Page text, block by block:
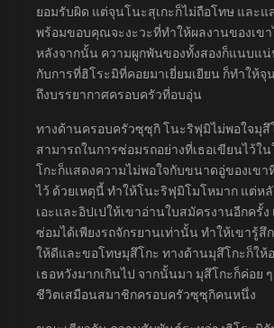
ยอมรับผิด แต่จุนโนะสุเกะก็ไม่ถือโทษ และแ
พร้อมขอบคุณจะงะวะที่ทำให้ผลงานของเข
หลังจากนั้น ความผูกพันของทั้งสองก็แนบแ
กับการที่ฮิโระมิที่คอยมาเยี่ยมเยียน ก็ทำให้จุ
ถึงบรรยากาศครอบครัวที่อบอุ่น
ทางด้านครอบครัวซุซุกิ โนะริฟุมิไม่พอใจมุสึ
สามารถในการซ่อมรถอย่างที่เธอเขียนไว้ใ
โกะก็แสดงความไม่พอใจกับขนาดอู่ของเขา
ไว้ ด้วยเหตุนี้ ทำให้โนะริฟุมิโมโหมาก แต่ห
เอะและอิปเปให้เขาอ่านใบสมัครงานอีกครั้ง
ซ่อมได้เพียงรถจักรยานเท่านั้น ทำให้เขารู้สึ
ให้ดีและขอโทษมุสึโกะ ทางด้านมุสึโกะก็ให้
เธอหวังมากเกินไป จากนั้นมา มุสึโกะก็ค่อย
ชีวิตเสมือนสมาชิกครอบครัวซุซุกิคนหนึ่ง